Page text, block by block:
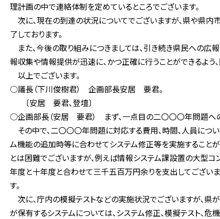
理計画の中で連絡体制を定めているところでございます。
次に、現在の到達の状況についてでございますが、県や県
了しております。
また、今後の取り組みにつきましては、引き続き県民への
報収集や情報提供が迅速に、かつ正確に行うことができるよう
以上でございます。
○議長（下川俊樹君） 企画部長安居 要君。
〔安居 要君、登壇〕
○企画部長（安居 要君） まず、一点目の二〇〇〇年問題へ
その中で、二〇〇〇年問題に対応する費用、時間、人員に
ム機能の追加時等に合わせてシステム修正等を実施すること
とは困難でございますが、例えば情報システム課設置の大型
年度と十年度と合わせて三千五百万円余りを支出してござい
す。
次に、庁内の模擬テストなどの実施状況でございますが、
が保有するシステムについては、システム修正、模擬テスト、